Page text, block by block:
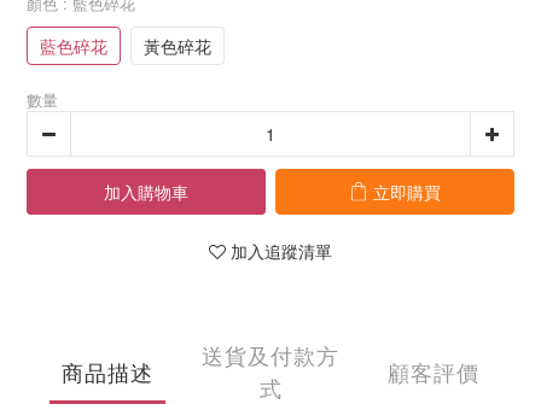
藍色碎花 黃色碎花
數量
加入購物車 立即購買
加入追蹤清單
商品描述
送貨及付款方
式
顧客評價